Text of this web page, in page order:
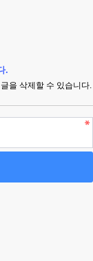
.
을 삭제할 수 있습니다.